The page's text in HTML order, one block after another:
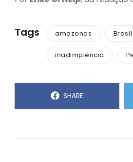
Tags amazonas Brasil
inadimplência
SHARE